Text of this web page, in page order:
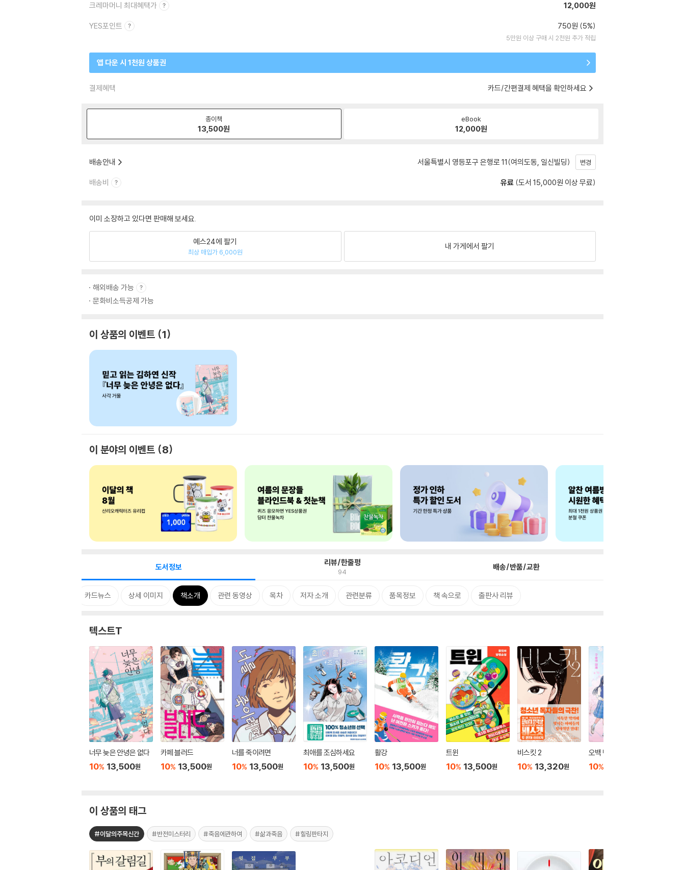
크레마머니 최대혜택가 12,000원
YES포인트 750원 (5%)
5만원 이상 구매 시 2천원 추가 적립
앱 다운 시 1천원 상품권
결제혜택 카드/간편결제 혜택을 확인하세요
종이책
13,500원
eBook
12,000원
배송안내 서울특별시 영등포구 은행로 11(여의도동, 일신빌딩) 변경
배송비 유료 (도서 15,000원 이상 무료)
이미 소장하고 있다면 판매해 보세요.
예스24에 팔기
최상 매입가 6,000원
내 가게에서 팔기
해외배송 가능
문화비소득공제 가능
이 상품의 이벤트 1
이 분야의 이벤트 8
도서정보 리뷰/한줄평
94 배송/반품/교환
카드뉴스 상세 이미지 책소개 관련 동영상 목차 저자 소개 관련분류 품목정보 책 속으로 출판사 리뷰
텍스트T
너무 늦은 안녕은 없다
10% 13,500원
카페 블러드
10% 13,500원
너를 죽이려면
10% 13,500원
최애를 조심하세요
10% 13,500원
활강
10% 13,500원
트윈
10% 13,500원
비스킷 2
10% 13,320원
오백 년째 열다섯 4
10%
이 상품의 태그
#이달의주목신간 #반전미스터리 #죽음에관하여 #삶과죽음 #힐링판타지